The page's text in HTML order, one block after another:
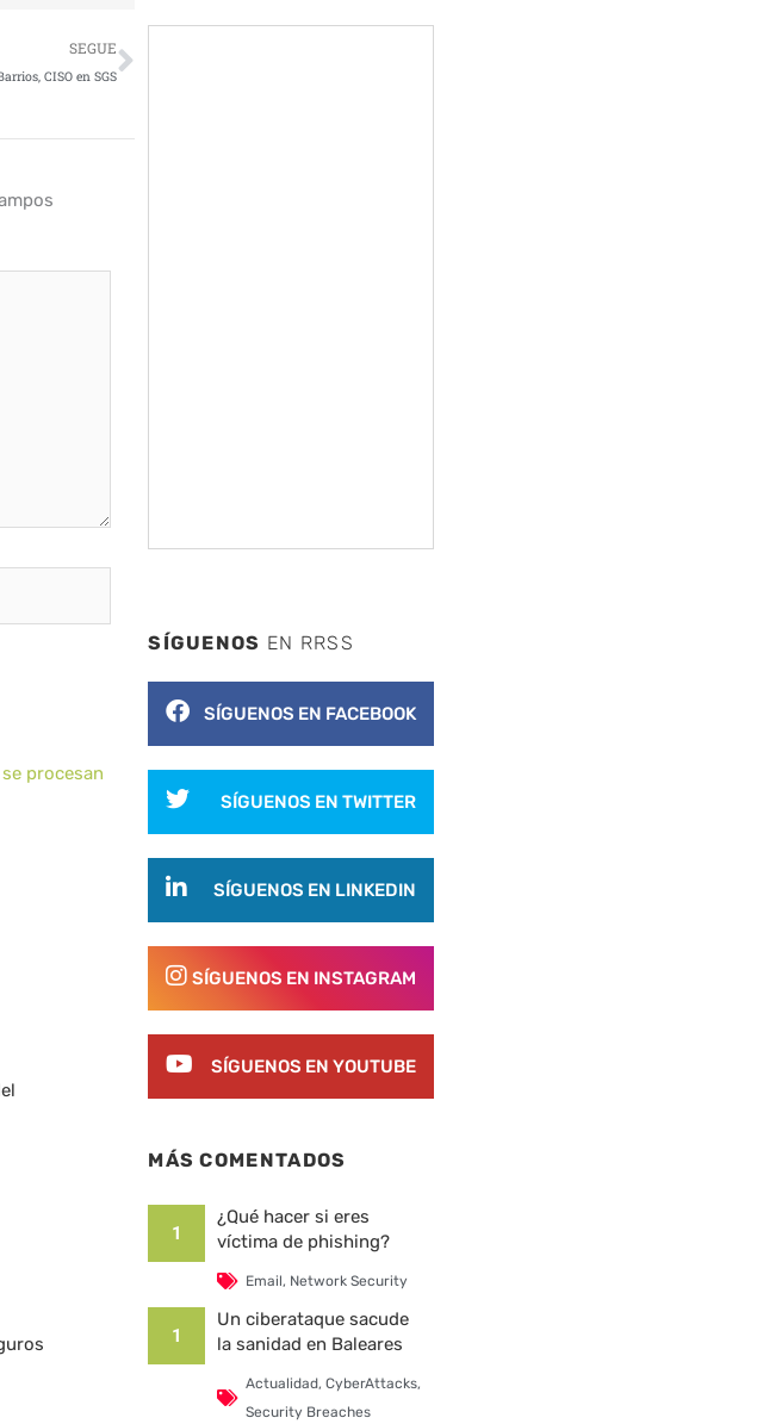
SEGUE
CISO en SGS
Siguiente
procesan
SÍGUENOS EN RRSS
SÍGUENOS EN FACEBOOK
SÍGUENOS EN TWITTER
SÍGUENOS EN LINKEDIN
SÍGUENOS EN INSTAGRAM
SÍGUENOS EN YOUTUBE
MÁS COMENTADOS
1
¿Qué hacer si eres
víctima de phishing?
Email, Network Security
1
Un ciberataque sacude
la sanidad en Baleares
Actualidad, CyberAttacks,
Security Breaches